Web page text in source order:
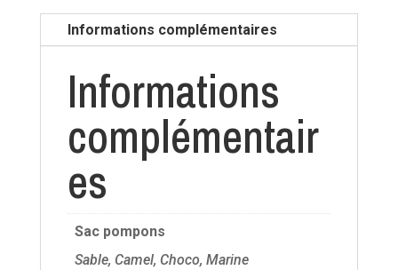
Informations complémentaires
Informations
complémentair
es
Sac pompons
Sable, Camel, Choco, Marine